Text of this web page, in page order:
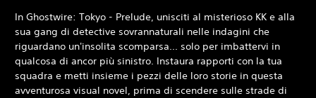
In Ghostwire: Tokyo - Prelude, unisciti al misterioso KK e alla
sua gang di detective sovrannaturali nelle indagini che
riguardano un'insolita scomparsa... solo per imbattervi in
qualcosa di ancor più sinistro. Instaura rapporti con la tua
squadra e metti insieme i pezzi delle loro storie in questa
avventurosa visual novel, prima di scendere sulle strade di